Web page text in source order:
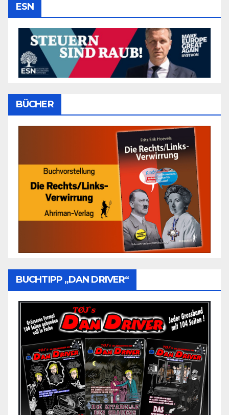
ESN
BÜCHER
BUCHTIPP „DAN DRIVER“